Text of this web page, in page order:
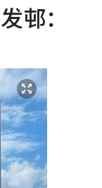
邨：